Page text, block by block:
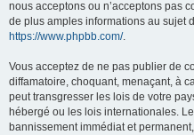
nous acceptons ou n’acceptons pas
de plus amples informations au sujet
https://www.phpbb.com/.
Vous acceptez de ne pas publier de
diffamatoire, choquant, menaçant, à
peut transgresser les lois de votre
hébergé ou les lois internationales.
bannissement immédiat et